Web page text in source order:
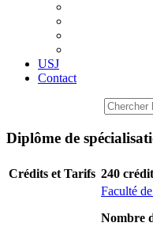
USJ
Contact
Diplôme de
Crédits et Tarifs 240
Faculté
Nombre